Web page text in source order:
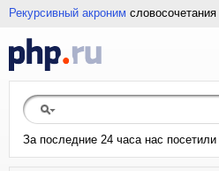
Рекурсивный акроним словосочетания
За последние 24 часа нас посетили